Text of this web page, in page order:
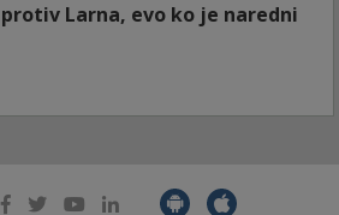
Larna, evo ko je naredni